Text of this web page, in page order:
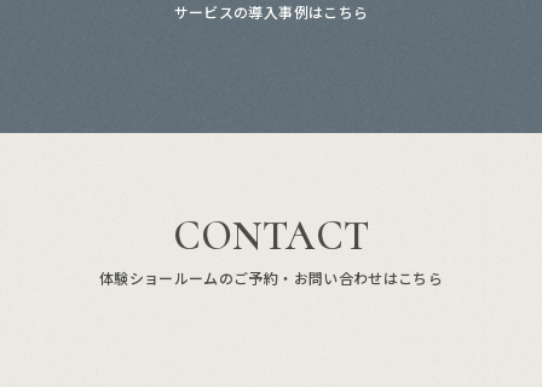
サービスの導入事例はこちら
CONTACT
体験ショールームのご予約・お問い合わせはこちら